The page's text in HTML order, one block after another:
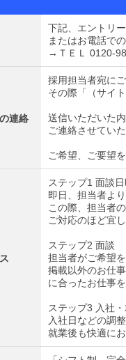
下記、エントリ
またはお電話で
→ＴＥＬ 0120-
連絡
採用担当者宛にご
その際「（サイ
送信いただいた
ご連絡させてい
ご希望、ご要望
ステップ1 面談
即日、担当者よ
この際、担当者
ご対応のほど宜
ステップ2 面談
担当者がご希望
掲載以外のお仕
に合ったお仕事
ステップ3 入社
入社日などの調
就業後も快適に